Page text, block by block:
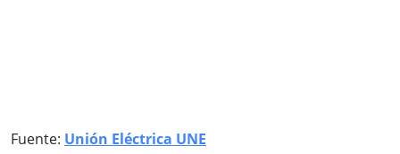
Fuente: Unión Eléctrica UNE